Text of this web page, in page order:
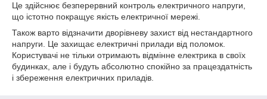
Це здійснює безперервний контроль електричного напруги,
що істотно покращує якість електричної мережі.
Також варто відзначити дворівневу захист від нестандартного
напруги. Це захищає електричні прилади від поломок.
Користувачі не тільки отримають відмінне електрика в своїх
будинках, але і будуть абсолютно спокійно за працездатність
і збереження електричних приладів.